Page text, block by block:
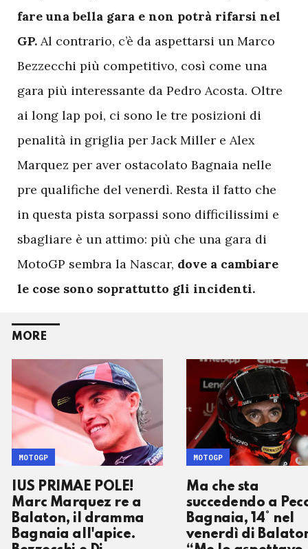
fare una bella gara e non potrà rifarsi nel
GP. Al contrario, c’è da aspettarsi un Marco
Bezzecchi più competitivo, così come una
gara più interessante da Pedro Acosta. Oltre
ai long lap poi, ci sono le tre posizioni di
penalità in griglia per Jack Miller e Alex
Marquez per aver ostacolato Bagnaia nelle
pre qualifiche del venerdì. Resta il fatto che
in questa pista sorpassi sono difficilissimi e
sbagliare è un attimo: più che una gara di
MotoGP sembra la Nascar, dove a cambiare
le cose sono soprattutto gli incidenti.
MORE
IUS PRIMAE POLE!
Marc Marquez re a
Balaton, il dramma
Bagnaia all'apice.
MOTOGP
Ma che sta
succedendo a
Bagnaia, 14° nel
venerdì di
MOTOGP